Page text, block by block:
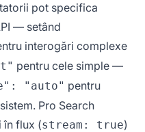
pot specifica
— setând
interogări complexe
pentru cele simple —
"auto" pentru
Pro Search
în flux (stream: true)